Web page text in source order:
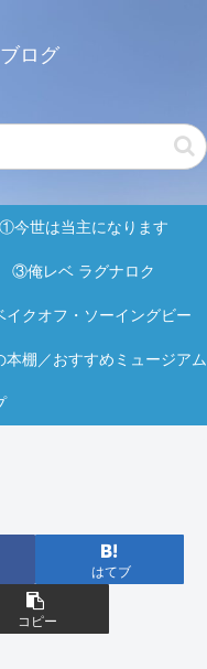
ログ
①今世は当主になります
③俺レベ ラグナロク
クオフ・ソーイングビー
本棚／おすすめミュージアム
はてブ
コピー